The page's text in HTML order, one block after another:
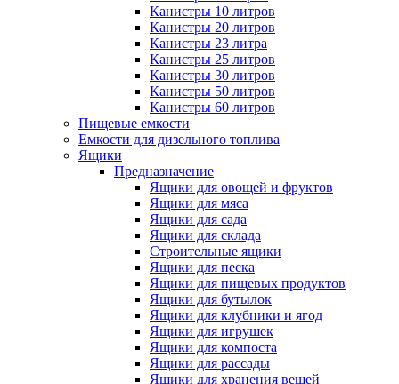
Канистры 10 литров
Канистры 20 литров
Канистры 23 литра
Канистры 25 литров
Канистры 30 литров
Канистры 50 литров
Канистры 60 литров
Пищевые емкости
Емкости для дизельного топлива
Ящики
Предназначение
Ящики для овощей и фруктов
Ящики для мяса
Ящики для сада
Ящики для склада
Строительные ящики
Ящики для песка
Ящики для пищевых продуктов
Ящики для бутылок
Ящики для клубники и ягод
Ящики для игрушек
Ящики для компоста
Ящики для рассады
Ящики для хранения вещей